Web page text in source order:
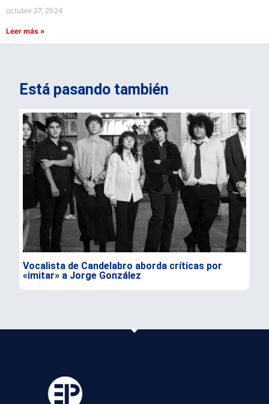
octubre 27, 2024
Leer más »
Está pasando también
Vocalista de Candelabro aborda críticas por
«imitar» a Jorge González